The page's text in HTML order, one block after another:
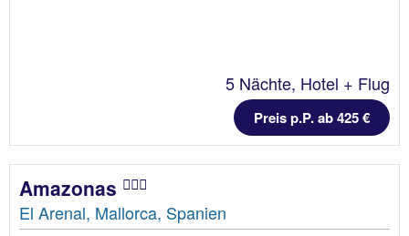
5 Nächte, Hotel + Flug
Preis p.P. ab 425 €
Amazonas
El Arenal, Mallorca, Spanien